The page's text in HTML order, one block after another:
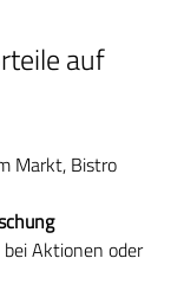
auf
Markt, Bistro
bei Aktionen oder